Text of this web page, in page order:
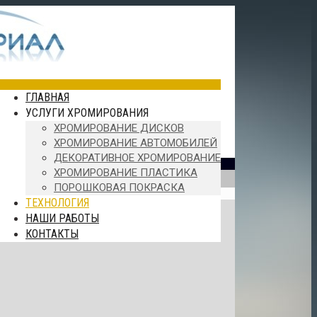
ГЛАВНАЯ
УСЛУГИ ХРОМИРОВАНИЯ
ХРОМИРОВАНИЕ ДИСКОВ
ХРОМИРОВАНИЕ АВТОМОБИЛЕЙ
ДЕКОРАТИВНОЕ ХРОМИРОВАНИЕ
ХРОМИРОВАНИЕ ПЛАСТИКА
ПОРОШКОВАЯ ПОКРАСКА
ТЕХНОЛОГИЯ
НАШИ РАБОТЫ
КОНТАКТЫ